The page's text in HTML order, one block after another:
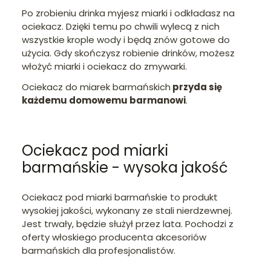
Po zrobieniu drinka myjesz miarki i odkładasz na
ociekacz. Dzięki temu po chwili wylecą z nich
wszystkie krople wody i będą znów gotowe do
użycia. Gdy skończysz robienie drinków, możesz
włożyć miarki i ociekacz do zmywarki.
Ociekacz do miarek barmańskich przyda się
każdemu domowemu barmanowi.
Ociekacz pod miarki
barmańskie - wysoka jakość
Ociekacz pod miarki barmańskie to produkt
wysokiej jakości, wykonany ze stali nierdzewnej.
Jest trwały, będzie służył przez lata. Pochodzi z
oferty włoskiego producenta akcesoriów
barmańskich dla profesjonalistów.